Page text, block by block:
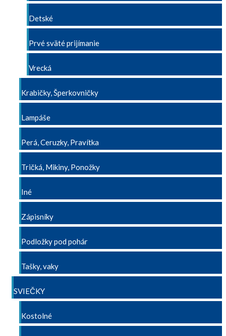
Detské
Prvé sväté prijímanie
Vrecká
Krabičky, Šperkovničky
Lampáše
Perá, Ceruzky, Pravítka
Tričká, Mikiny, Ponožky
Iné
Zápisníky
Podložky pod pohár
Tašky, vaky
SVIEČKY
Kostolné